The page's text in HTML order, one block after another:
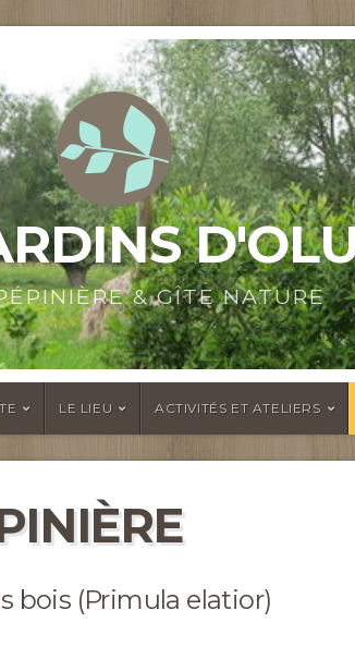
& GÎTE NATURE
LE LIEU ACTIVITÉS ET ATELIERS
bois (Primula elatior)